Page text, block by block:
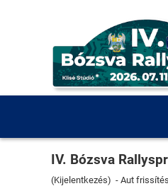
IV. Bózsva
(Kijelentkezés) - Aut